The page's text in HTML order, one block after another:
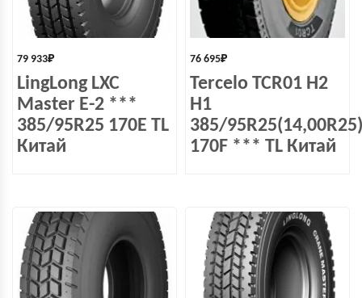
79 933₽
LingLong LXC
Master E-2 ***
385/95R25 170E TL
Китай
76 695₽
Tercelo TCR01 H2
H1
385/95R25(14,00R25)
170F *** TL Китай